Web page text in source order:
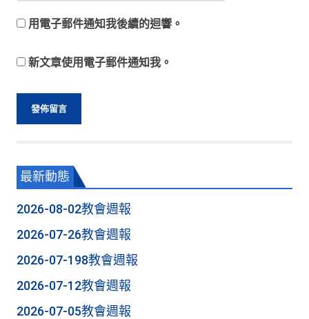
用電子郵件通知我後續的迴響。
新文章使用電子郵件通知我。
最新動態
2026-08-02教會週報
2026-07-26教會週報
2026-07-198教會週報
2026-07-12教會週報
2026-07-05教會週報